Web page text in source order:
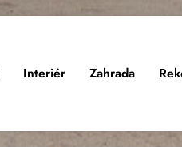
Interiér Zahrada